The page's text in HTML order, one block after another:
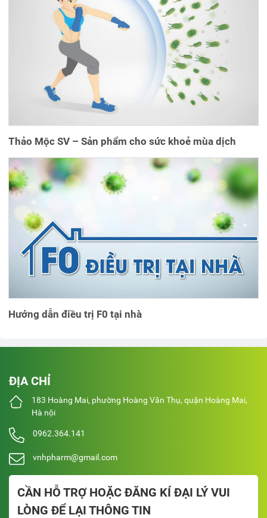
Thảo Mộc SV – Sản phẩm cho sức khoẻ mùa dịch
Hướng dẫn điều trị F0 tại nhà
ĐỊA CHỈ
183 Hoàng Mai, phường Hoàng Văn Thụ, quận Hoàng Mai,
Hà nội
0962.364.141
vnhpharm@gmail.com
CẦN HỖ TRỢ HOẶC ĐĂNG KÍ ĐẠI LÝ VUI
LÒNG ĐỂ LẠI THÔNG TIN